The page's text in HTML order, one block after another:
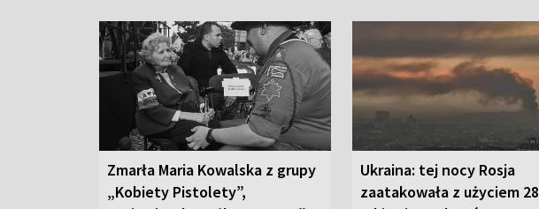
Zmarła Maria Kowalska z grupy
„Kobiety Pistolety”,
Ukraina: tej nocy Rosja
zaatakowała z użyciem 28